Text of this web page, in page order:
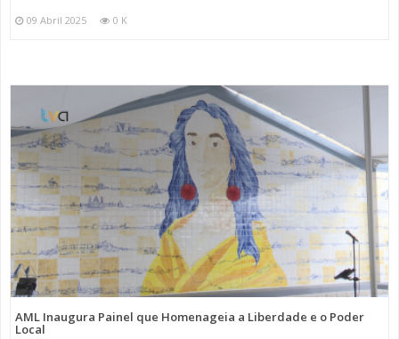
09 Abril 2025 0 K
AML Inaugura Painel que Homenageia a Liberdade e o Poder
Local